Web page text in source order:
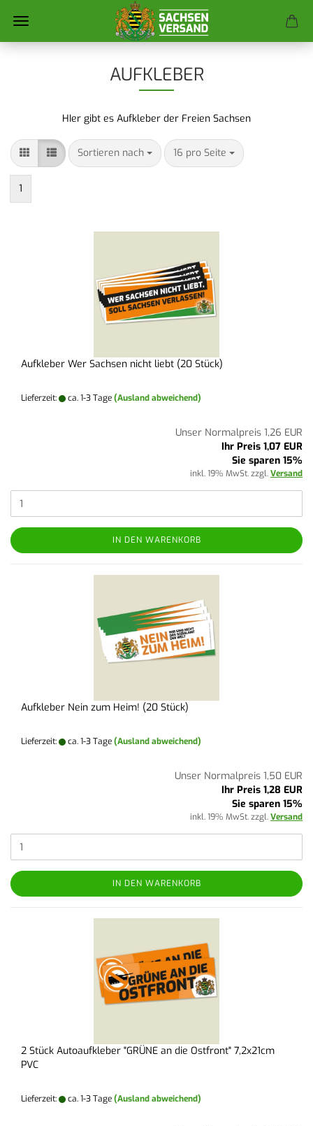
AUFKLEBER
HIer gibt es Aufkleber der Freien Sachsen
Sortieren nach
Sortieren nach 16 pro Seite
pro Seite
1
Aufkleber Wer Sachsen nicht liebt (20 Stück)
Lieferzeit: ca. 1-3 Tage(Ausland abweichend)
Unser Normalpreis 1,26 EUR
Ihr Preis 1,07 EUR
Sie sparen 15%
inkl. 19% MwSt. zzgl.Versand
IN DEN WARENKORB
Aufkleber Nein zum Heim! (20 Stück)
Lieferzeit: ca. 1-3 Tage(Ausland abweichend)
Unser Normalpreis 1,50 EUR
Ihr Preis 1,28 EUR
Sie sparen 15%
inkl. 19% MwSt. zzgl.Versand
IN DEN WARENKORB
2 Stück Autoaufkleber "GRÜNE an die Ostfront" 7,2x21cm
PVC
Lieferzeit: ca. 1-3 Tage(Ausland abweichend)